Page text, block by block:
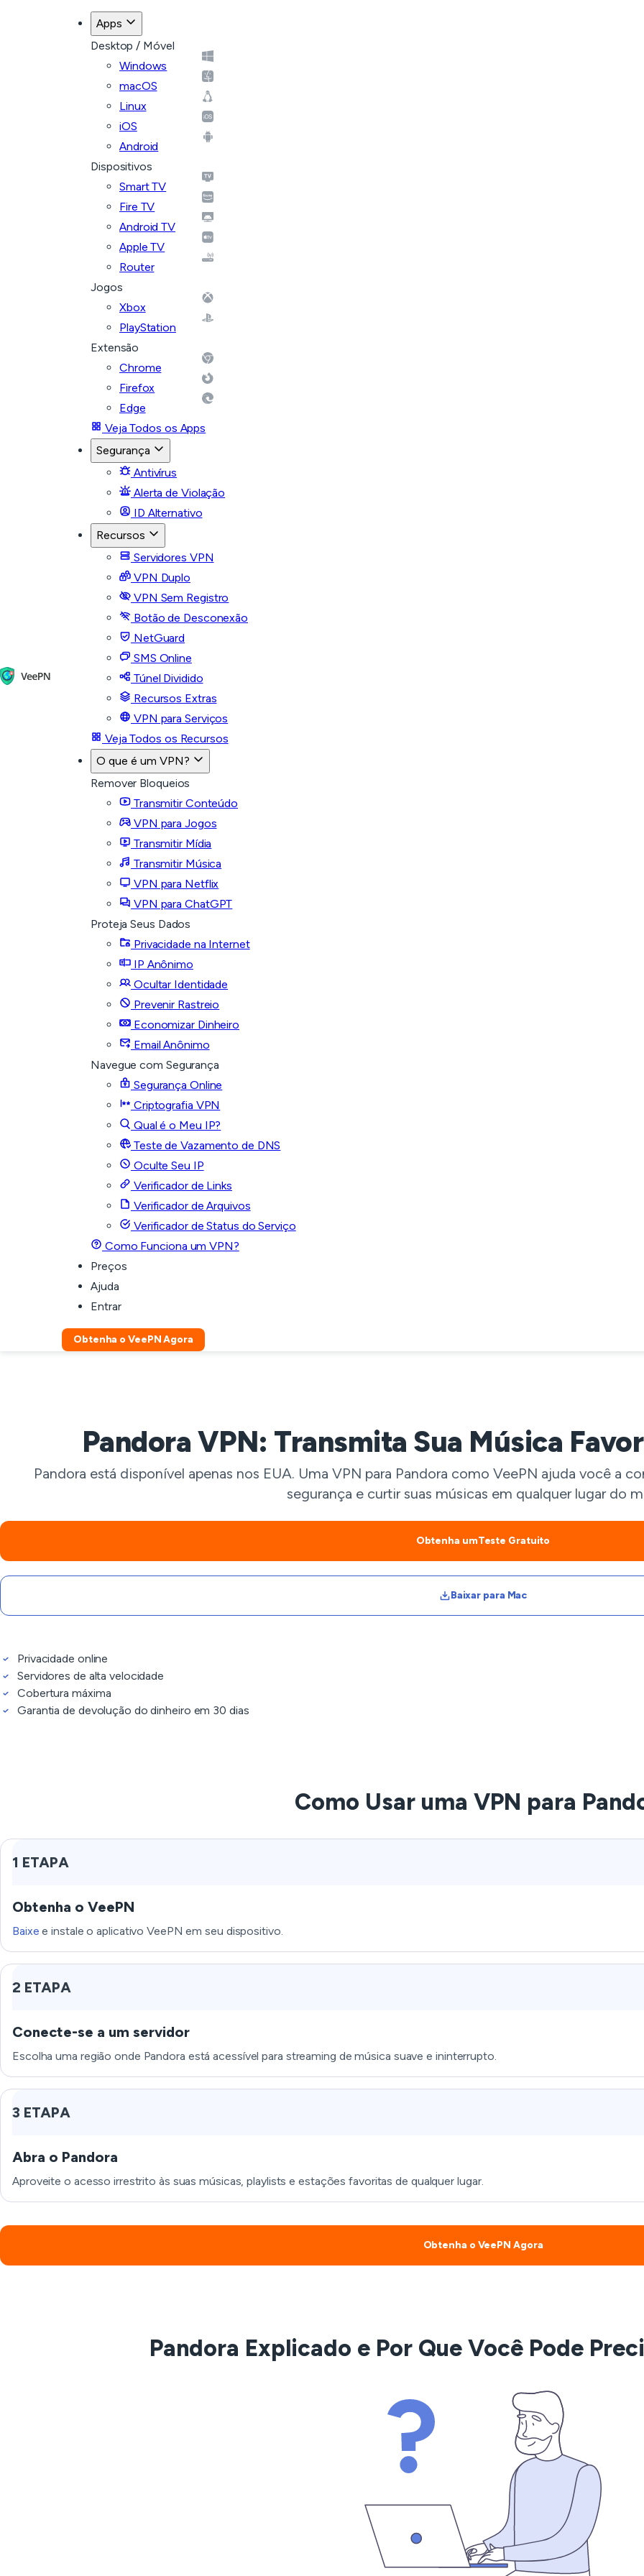
Apps
Desktop / Móvel
Windows
macOS
Linux
iOS
Android
Dispositivos
Smart TV
Fire TV
Android TV
Apple TV
Router
Jogos
Xbox
PlayStation
Extensão
Chrome
Firefox
Edge
Veja Todos os Apps
Segurança
Antivírus
Alerta de Violação
ID Alternativo
Recursos
Servidores VPN
VPN Duplo
VPN Sem Registro
Botão de Desconexão
NetGuard
SMS Online
Túnel Dividido
Recursos Extras
VPN para Serviços
Veja Todos os Recursos
O que é um VPN?
Remover Bloqueios
Transmitir Conteúdo
VPN para Jogos
Transmitir Mídia
Transmitir Música
VPN para Netflix
VPN para ChatGPT
Proteja Seus Dados
Privacidade na Internet
IP Anônimo
Ocultar Identidade
Prevenir Rastreio
Economizar Dinheiro
Email Anônimo
Navegue com Segurança
Segurança Online
Criptografia VPN
Qual é o Meu IP?
Teste de Vazamento de DNS
Oculte Seu IP
Verificador de Links
Verificador de Arquivos
Verificador de Status do Serviço
Como Funciona um VPN?
Preços
Ajuda
Entrar
Obtenha o VeePN Agora
Pandora VPN: Transmita Sua Música
Pandora está disponível apenas nos EUA. Uma VPN para Pandora como VeePN ajuda você a
segurança e curtir suas músicas em qualquer lugar do
Obtenha umTeste Gratuito
Baixar para Mac
Privacidade online
Servidores de alta velocidade
Cobertura máxima
Garantia de devolução do dinheiro em 30 dias
Como Usar uma VPN para
1 ETAPA
Obtenha o VeePN
Baixe e instale o aplicativo VeePN em seu dispositivo.
2 ETAPA
Conecte-se a um servidor
Escolha uma região onde Pandora está acessível para streaming de música suave e ininterrupto.
3 ETAPA
Abra o Pandora
Aproveite o acesso irrestrito às suas músicas, playlists e estações favoritas de qualquer lugar.
Obtenha o VeePN Agora
Pandora Explicado e Por Que Você Pode